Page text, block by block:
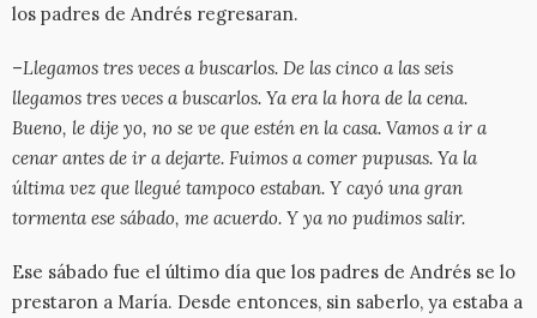
los padres de Andrés regresaran.
–Llegamos tres veces a buscarlos. De las cinco a las seis
llegamos tres veces a buscarlos. Ya era la hora de la cena.
Bueno, le dije yo, no se ve que estén en la casa. Vamos a ir a
cenar antes de ir a dejarte. Fuimos a comer pupusas. Ya la
última vez que llegué tampoco estaban. Y cayó una gran
tormenta ese sábado, me acuerdo. Y ya no pudimos salir.
Ese sábado fue el último día que los padres de Andrés se lo
prestaron a María. Desde entonces, sin saberlo, ya estaba a